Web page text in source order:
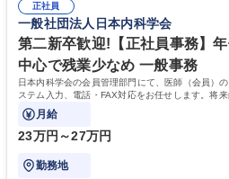
道路施設や道路工事現場の見学ツアー事
へ配属。※業務内容変更の範囲：会社の定める業務 募集職
ープ】総合職（事務）◇残業月平均9時間
部門など多岐に渡る業務を経験できます。
事業の他、新宿駅西口広場内に設置された
イン」の管理運営を行うなど、事業収益を
います。 学歴・資格 学歴：大学院 大学 高専 短大 専修学校 高校 語学力：
資格：
正社員
一般社団法人日本内科学会
第二新卒歓迎!【正社員事務】
中心で残業少なめ 一般事務
日本内科学会の会員管理部門にて、医師（会員）
ステム入力、電話・FAX対応をお任せします。将
などにも幅広く携わっていただきます。
月給
23万円～27万円
勤務地